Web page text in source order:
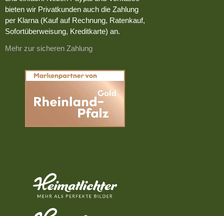
bieten wir Privatkunden auch die Zahlung
per Klarna (Kauf auf Rechnung, Ratenkauf,
Sofortüberweisung, Kreditkarte) an.
Mehr zur sicheren Zahlung